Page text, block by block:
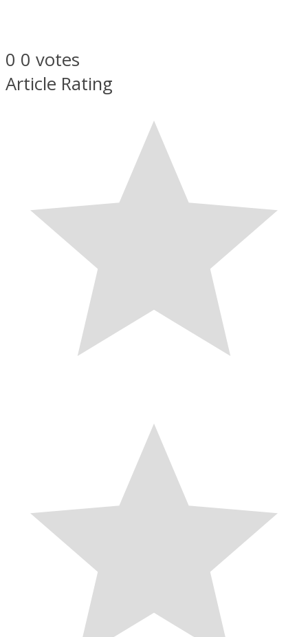
0 0 votes
Article Rating